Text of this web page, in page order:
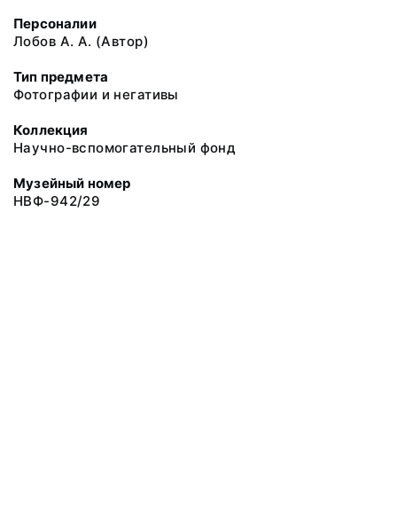
Персоналии
Лобов А. А. (Автор)
Тип предмета
Фотографии и негативы
Коллекция
Научно-вспомогательный фонд
Музейный номер
НВФ-942/29